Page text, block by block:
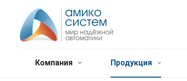
Компания Продукция